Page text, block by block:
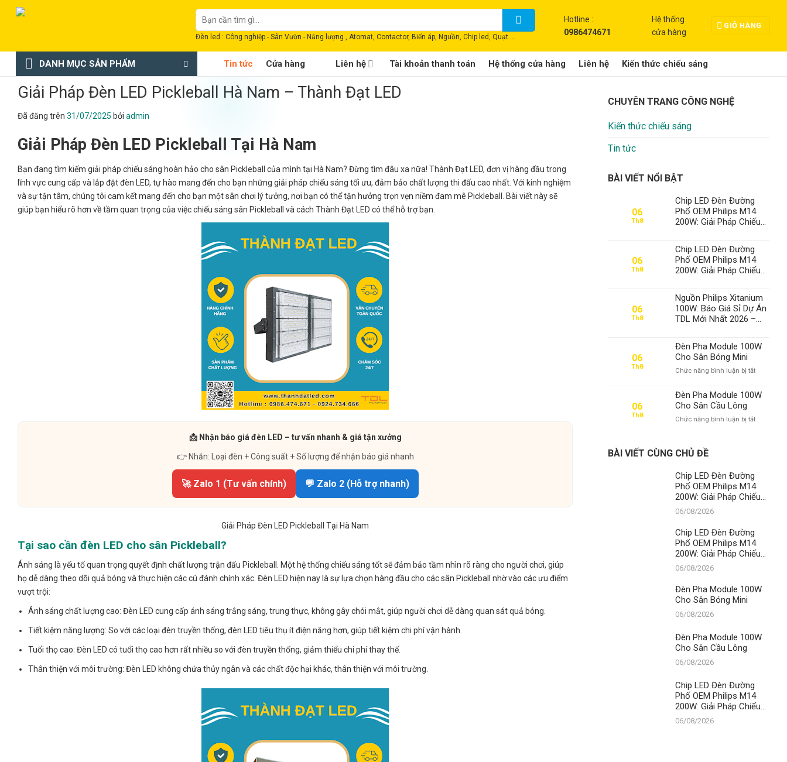
Chuyển
dung
Tìm
kiếm:
Đèn led : Công nghiệp - Sân Vườn - Năng lượng , Atomat, Contactor, Biến áp, Nguồn, Chip led, Quạt ...
Hotline :
0986474671
Hệ thống
cửa hàng
GIỎ HÀNG
DANH MỤC SẢN PHẨM Tin tức Cửa hàng Liên hệ Tài khoản thanh toán Hệ thống cửa hàng Liên hệ Kiến thức chiếu sáng
Giải Pháp Đèn LED Pickleball Hà Nam – Thành Đạt LED
Đã đăng trên 31/07/2025 bởi admin
Giải Pháp Đèn LED Pickleball Tại Hà Nam
Bạn đang tìm kiếm giải pháp chiếu sáng hoàn hảo cho sân Pickleball của mình tại Hà Nam? Đừng tìm đâu xa nữa! Thành Đạt LED, đơn vị hàng đầu trong
lĩnh vực cung cấp và lắp đặt đèn LED, tự hào mang đến cho bạn những giải pháp chiếu sáng tối ưu, đảm bảo chất lượng thi đấu cao nhất. Với kinh nghiệm
và sự tận tâm, chúng tôi cam kết mang đến cho bạn một sân chơi lý tưởng, nơi bạn có thể tận hưởng trọn vẹn niềm đam mê Pickleball. Bài viết này sẽ
giúp bạn hiểu rõ hơn về tầm quan trọng của việc chiếu sáng sân Pickleball và cách Thành Đạt LED có thể hỗ trợ bạn.
📩 Nhận báo giá đèn LED – tư vấn nhanh & giá tận xưởng
👉 Nhắn: Loại đèn + Công suất + Số lượng để nhận báo giá nhanh
🚀 Zalo 1 (Tư vấn chính) 💬 Zalo 2 (Hỗ trợ nhanh)
Giải Pháp Đèn LED Pickleball Tại Hà Nam
Tại sao cần đèn LED cho sân Pickleball?
Ánh sáng là yếu tố quan trọng quyết định chất lượng trận đấu Pickleball. Một hệ thống chiếu sáng tốt sẽ đảm bảo tầm nhìn rõ ràng cho người chơi, giúp
họ dễ dàng theo dõi quả bóng và thực hiện các cú đánh chính xác. Đèn LED hiện nay là sự lựa chọn hàng đầu cho các sân Pickleball nhờ vào các ưu điểm
vượt trội:
Ánh sáng chất lượng cao: Đèn LED cung cấp ánh sáng trắng sáng, trung thực, không gây chói mắt, giúp người chơi dễ dàng quan sát quả bóng.
Tiết kiệm năng lượng: So với các loại đèn truyền thống, đèn LED tiêu thụ ít điện năng hơn, giúp tiết kiệm chi phí vận hành.
Tuổi thọ cao: Đèn LED có tuổi thọ cao hơn rất nhiều so với đèn truyền thống, giảm thiểu chi phí thay thế.
Thân thiện với môi trường: Đèn LED không chứa thủy ngân và các chất độc hại khác, thân thiện với môi trường.
CHUYÊN TRANG CÔNG NGHỆ
Kiến thức chiếu sáng
Tin tức
BÀI VIẾT NỔI BẬT
06
Th8
Chip LED Đèn Đường
Phố OEM Philips M14
200W: Giải Pháp Chiếu
Định Vị Thế Số 1 Của
Thành Đạt LED
06
Th8
Chip LED Đèn Đường
Phố OEM Philips M14
200W: Giải Pháp Chiếu
Định Vị Thế Số 1 Của
Thành Đạt LED
06
Th8
Nguồn Philips Xitanium
100W: Báo Giá Sỉ Dự Án
TDL Mới Nhất 2026 –
06
Th8
Đèn Pha Module 100W
Cho Sân Bóng Mini
Chức năng bình luận bị tắtở
Pha
Module
Cho
06
Th8
Đèn Pha Module 100W
Cho Sân Cầu Lông
Chức năng bình luận bị tắtở
Cầu
Lông
BÀI VIẾT CÙNG CHỦ ĐỀ
Chip LED Đèn Đường
Phố OEM Philips M14
200W: Giải Pháp Chiếu
Sáng Đỉnh Cao, Khẳng
Định Vị Thế Số 1 Của
Thành Đạt LED
06/08/2026
Chip LED Đèn Đường
Phố OEM Philips M14
200W: Giải Pháp Chiếu
Sáng Đỉnh Cao, Khẳng
Định Vị Thế Số 1 Của
Thành Đạt LED
06/08/2026
Đèn Pha Module 100W
Cho Sân Bóng Mini
06/08/2026
Đèn Pha Module 100W
Cho Sân Cầu Lông
06/08/2026
Chip LED Đèn Đường
Phố OEM Philips M14
200W: Giải Pháp Chiếu
Sáng Đỉnh Cao, Khẳng
Định Vị Thế Số 1 Của
06/08/2026